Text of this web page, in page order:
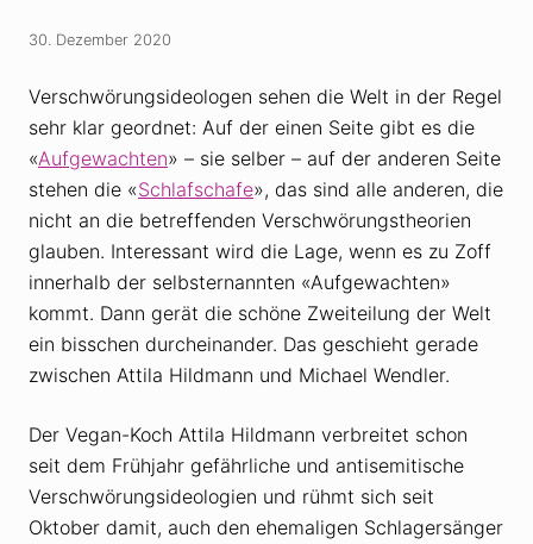
30. Dezember 2020
Verschwörungsideologen sehen die Welt in der Regel
sehr klar geordnet: Auf der einen Seite gibt es die
«Aufgewachten» – sie selber – auf der anderen Seite
stehen die «Schlafschafe», das sind alle anderen, die
nicht an die betreffenden Verschwörungstheorien
glauben. Interessant wird die Lage, wenn es zu Zoff
innerhalb der selbsternannten «Aufgewachten»
kommt. Dann gerät die schöne Zweiteilung der Welt
ein bisschen durcheinander. Das geschieht gerade
zwischen Attila Hildmann und Michael Wendler.
Der Vegan-Koch Attila Hildmann verbreitet schon
seit dem Frühjahr gefährliche und antisemitische
Verschwörungsideologien und rühmt sich seit
Oktober damit, auch den ehemaligen Schlagersänger